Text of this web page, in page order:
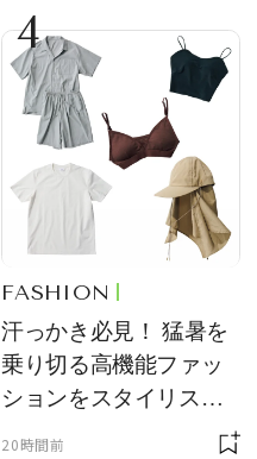
をレビュー。【それい
け！ 良品ハンター】
4
FASHION
汗っかき必見！ 猛暑を
乗り切る高機能ファッ
ションをスタイリスト
20時間前